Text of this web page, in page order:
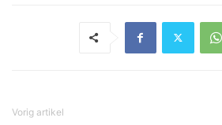
Vorig artikel